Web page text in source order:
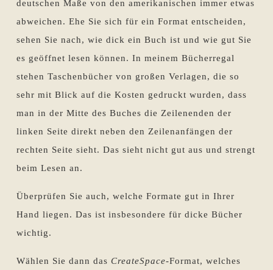
deutschen Maße von den amerikanischen immer etwas
abweichen. Ehe Sie sich für ein Format entscheiden,
sehen Sie nach, wie dick ein Buch ist und wie gut Sie
es geöffnet lesen können. In meinem Bücherregal
stehen Taschenbücher von großen Verlagen, die so
sehr mit Blick auf die Kosten gedruckt wurden, dass
man in der Mitte des Buches die Zeilenenden der
linken Seite direkt neben den Zeilenanfängen der
rechten Seite sieht. Das sieht nicht gut aus und strengt
beim Lesen an.
Überprüfen Sie auch, welche Formate gut in Ihrer
Hand liegen. Das ist insbesondere für dicke Bücher
wichtig.
Wählen Sie dann das CreateSpace-Format, welches